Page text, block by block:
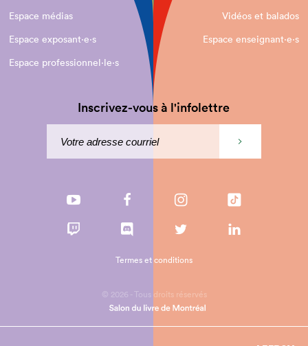
Espace médias
Vidéos et balados
Espace exposant·e⋅s
Espace enseignant·e⋅s
Espace professionnel·le⋅s
Inscrivez-vous à l'infolettre
© 2026 - Tous droits réservés
Termes et conditions